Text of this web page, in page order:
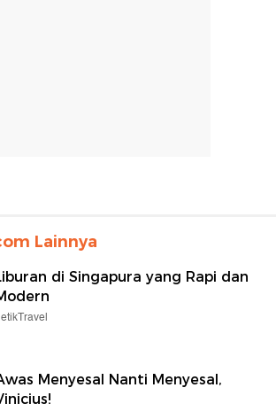
Lainnya
di Singapura yang Rapi dan
Menyesal Nanti Menyesal,